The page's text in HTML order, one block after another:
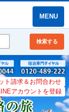
MENU
検索する
ト請求＆お問合わせ
アカウントを登録